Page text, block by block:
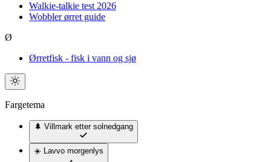
Walkie-talkie test 2026
Wobbler ørret guide
Ø
Ørretfisk - fisk i vann og sjø
Fargetema
🌲 Villmark etter solnedgang
☀️ Lavvo morgenlys